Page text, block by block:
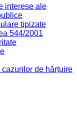
interese ale
tipizate
544/2001
de hărțuire